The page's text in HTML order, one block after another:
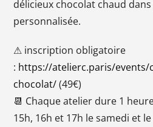
délicieux chocolat chaud
personnalisée.
⚠ inscription obligatoire
: https://atelierc.paris/events/
chocolat/(49€)
📆 Chaque atelier dure 1
15h, 16h et 17h le samedi et